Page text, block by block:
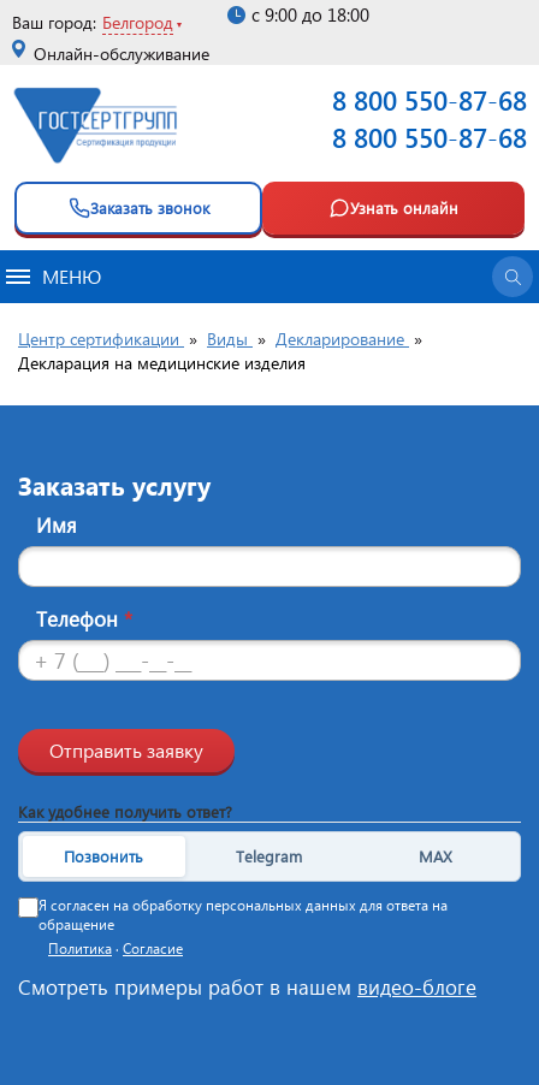
Ваш город: Белгород
Онлайн-обслуживание
с 9:00 до 18:00
8 800 550-87-68
8 800 550-87-68
Заказать звонок Узнать онлайн
МЕНЮ
Центр сертификации » Виды » Декларирование »
Декларация на медицинские изделия
Заказать услугу
Имя
Телефон *
Отправить заявку
Как удобнее получить ответ?
Позвонить Telegram MAX
Я согласен на обработку персональных данных для ответа на
обращение
Политика · Согласие
Смотреть примеры работ в нашем видео-блоге